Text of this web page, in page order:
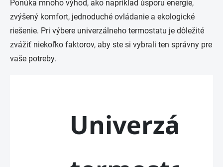
Ponúka mnoho výhod, ako napríklad úsporu energie,
zvýšený komfort, jednoduché ovládanie a ekologické
riešenie. Pri výbere univerzálneho termostatu je dôležité
zvážiť niekoľko faktorov, aby ste si vybrali ten správny pre
vaše potreby.